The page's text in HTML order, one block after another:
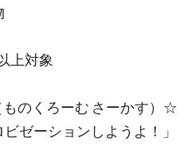
上対象
のくろーむ さーかす）☆
ゼーションしようよ！」